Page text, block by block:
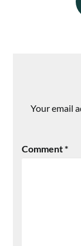
Your email
Comment*